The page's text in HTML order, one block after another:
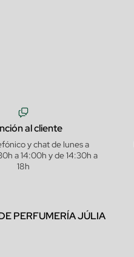
al cliente
y chat de lunes a
a 14:00h y de 14:30h a
18h
PERFUMERÍA JÚLIA